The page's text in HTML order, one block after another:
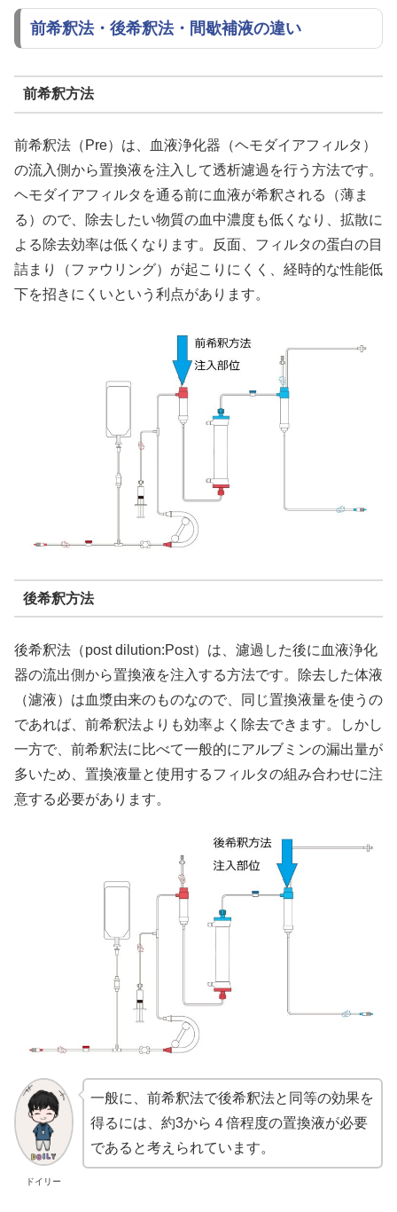
前希釈法・後希釈法・間歇補液の違い
前希釈方法
前希釈法（Pre）は、血液浄化器（ヘモダイアフィルタ）
の流入側から置換液を注入して透析濾過を行う方法です。
ヘモダイアフィルタを通る前に血液が希釈される（薄ま
る）ので、除去したい物質の血中濃度も低くなり、拡散に
よる除去効率は低くなります。反面、フィルタの蛋白の目
詰まり（ファウリング）が起こりにくく、経時的な性能低
下を招きにくいという利点があります。
後希釈方法
後希釈法（post dilution:Post）は、濾過した後に血液浄化
器の流出側から置換液を注入する方法です。除去した体液
（濾液）は血漿由来のものなので、同じ置換液量を使うの
であれば、前希釈法よりも効率よく除去できます。しかし
一方で、前希釈法に比べて一般的にアルブミンの漏出量が
多いため、置換液量と使用するフィルタの組み合わせに注
意する必要があります。
ドイリー
一般に、前希釈法で後希釈法と同等の効果を
得るには、約3から４倍程度の置換液が必要
であると考えられています。